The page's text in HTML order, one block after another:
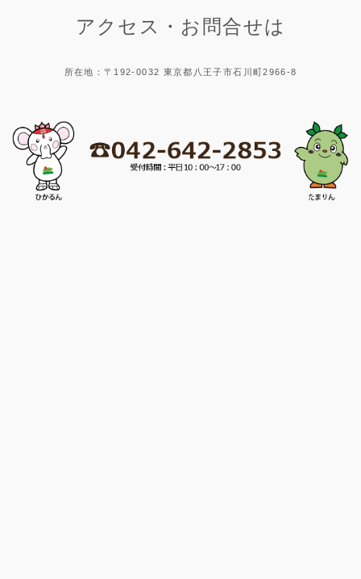
アクセス・お問合せは
所在地：〒192-0032 東京都八王子市石川町2966-8